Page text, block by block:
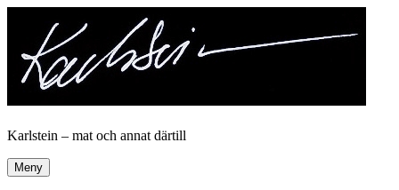
innehåll
Karlstein – mat och annat därtill
Meny